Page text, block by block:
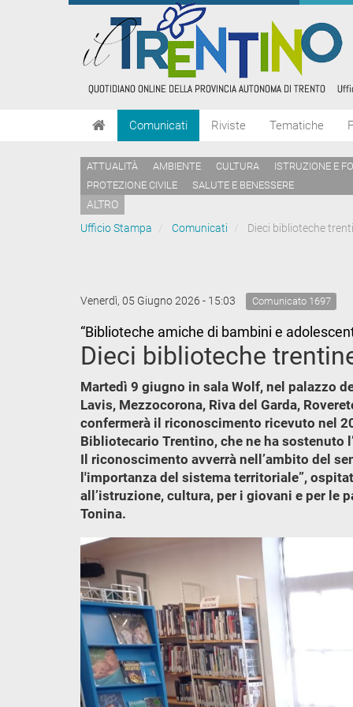
Comunicati Riviste Tematiche
ATTUALITÀ AMBIENTE CULTURA
ISTRUZIONE E
PROTEZIONE CIVILE
SALUTE E BENESSERE
ALTRO
Ufficio Stampa
Comunicati Dieci biblioteche
Venerdì, 05 Giugno 2026 - 15:03 Comunicato 1697
“Biblioteche amiche di bambini e
Dieci biblioteche
Martedì 9 giugno in sala Wolf, nel palazzo
Lavis, Mezzocorona, Riva del Garda,
confermerà il riconoscimento ricevuto nel
Bibliotecario Trentino, che ne ha sostenuto
Il riconoscimento avverrà nell’ambito del
l'importanza del sistema territoriale”,
all’istruzione, cultura, per i giovani e per le
Tonina.